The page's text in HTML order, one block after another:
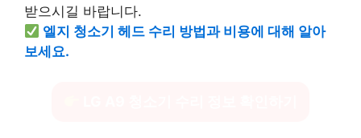
받으시길 바랍니다.
엘지 청소기 헤드 수리 방법과 비용에 대해 알아
보세요.